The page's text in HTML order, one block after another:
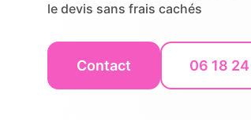
le devis sans frais cachés
Contact 06 18